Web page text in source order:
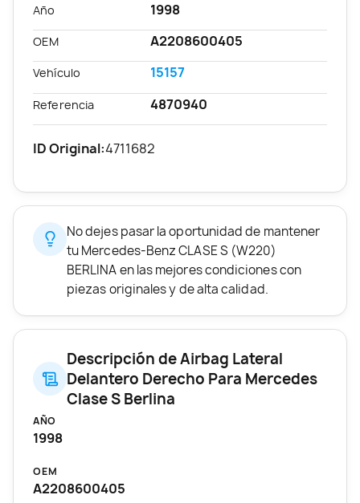
Año 1998
OEM A2208600405
Vehículo 15157
Referencia 4870940
ID Original:4711682
No dejes pasar la oportunidad de mantener
tu Mercedes-Benz CLASE S (W220)
BERLINA en las mejores condiciones con
piezas originales y de alta calidad.
Descripción de Airbag Lateral
Delantero Derecho Para Mercedes
Clase S Berlina
AÑO
1998
OEM
A2208600405